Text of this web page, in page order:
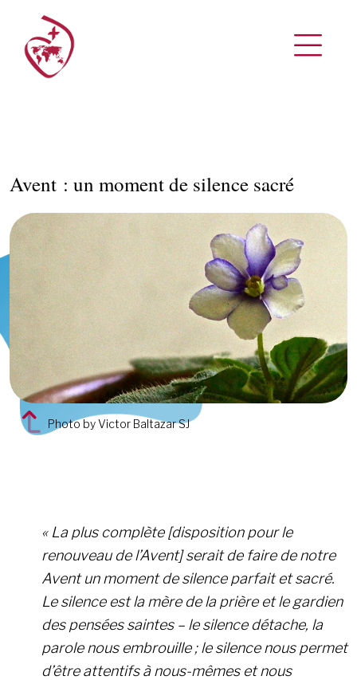
Avent : un moment de silence sacré
Photo by Victor Baltazar SJ
« La plus complète [disposition pour le
renouveau de l’Avent] serait de faire de notre
Avent un moment de silence parfait et sacré.
Le silence est la mère de la prière et le gardien
des pensées saintes – le silence détache, la
parole nous embrouille ; le silence nous permet
d’être attentifs à nous-mêmes et nous